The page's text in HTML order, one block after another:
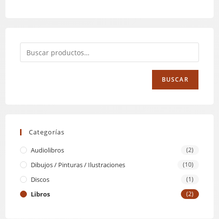
BUSCAR
Categorías
Audiolibros (2)
Dibujos / Pinturas / Ilustraciones (10)
Discos (1)
Libros (2)